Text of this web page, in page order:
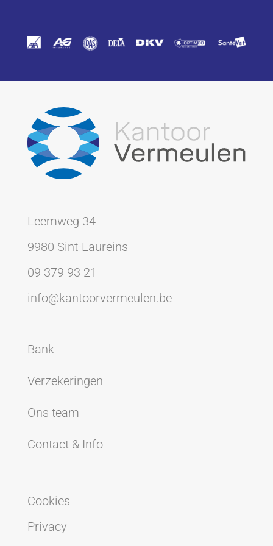
Leemweg 34
9980 Sint-Laureins
09 379 93 21
info@kantoorvermeulen.be
Bank
Verzekeringen
Ons team
Contact & Info
Cookies
Privacy